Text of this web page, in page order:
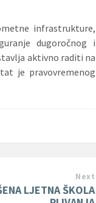
infrastrukture,
dugoročnog i
aktivno raditi na
je pravovremenog
Next
LJETNA ŠKOLA